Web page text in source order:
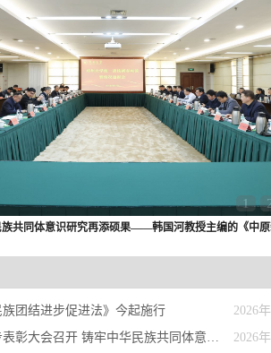
1
族共同体意识研究再添硕果——韩国河教授主编的《中
2026
族团结进步促进法》今起施行
2026
大会召开 铸牢中华民族共同体意识 推...